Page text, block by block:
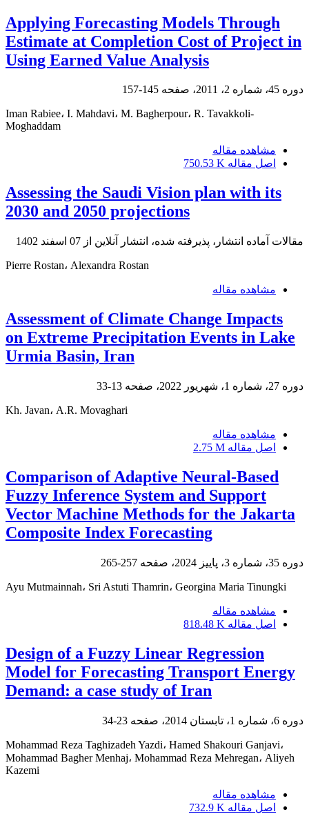
Applying Forecasting Models Through
Estimate at Completion Cost of Project in
Using Earned Value Analysis
دوره 45، شماره 2، 2011، صفحه 145-157
Iman Rabiee، I. Mahdavi، M. Bagherpour، R. Tavakkoli-
Moghaddam
مشاهده مقاله
اصل مقاله 750.53 K
Assessing the Saudi Vision plan with its
2030 and 2050 projections
مقالات آماده انتشار، پذیرفته شده، انتشار آنلاین از 07 اسفند 1402
Pierre Rostan، Alexandra Rostan
مشاهده مقاله
Assessment of Climate Change Impacts
on Extreme Precipitation Events in Lake
Urmia Basin, Iran
دوره 27، شماره 1، شهریور 2022، صفحه 13-33
Kh. Javan، A.R. Movaghari
مشاهده مقاله
اصل مقاله 2.75 M
Comparison of Adaptive Neural-Based
Fuzzy Inference System and Support
Vector Machine Methods for the Jakarta
Composite Index Forecasting
دوره 35، شماره 3، پاییز 2024، صفحه 257-265
Ayu Mutmainnah، Sri Astuti Thamrin، Georgina Maria Tinungki
مشاهده مقاله
اصل مقاله 818.48 K
Design of a Fuzzy Linear Regression
Model for Forecasting Transport Energy
Demand: a case study of Iran
دوره 6، شماره 1، تابستان 2014، صفحه 23-34
Mohammad Reza Taghizadeh Yazdi، Hamed Shakouri Ganjavi،
Mohammad Bagher Menhaj، Mohammad Reza Mehregan، Aliyeh
Kazemi
مشاهده مقاله
اصل مقاله 732.9 K